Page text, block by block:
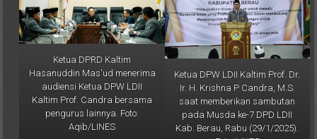
Ketua DPRD Kaltim
Hasanuddin Mas'ud menerima
audiensi Ketua DPW LDII
Kaltim Prof. Candra bersama
pengurus lainnya. Foto:
Aqib/LINES
Ketua DPW LDII Kaltim Prof. Dr.
Ir. H. Krishna P Candra, M.S.
saat memberikan sambutan
pada Musda ke-7 DPD LDII
Kab. Berau, Rabu (29/1/2025).
Foto: LINES